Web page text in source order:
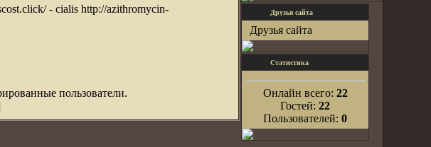
- cialis http://azithromycin-
пользователи.
Друзья сайта
Друзья сайта
Статистика
Онлайн всего: 22
Гостей: 22
Пользователей: 0